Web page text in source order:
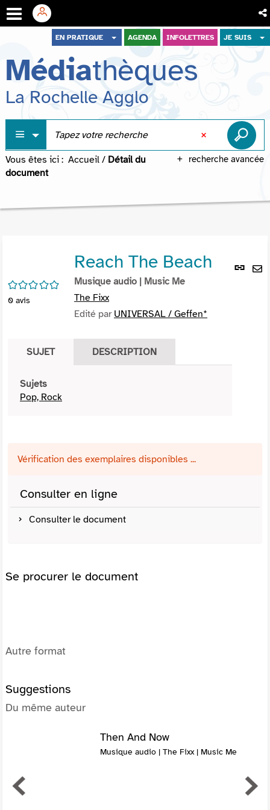
menu
contenu
recherche
EN PRATIQUE AGENDA INFOLETTRES JE SUIS
Médiathèques
La Rochelle Agglo
recherche avancée
Vous êtes ici : Accueil / Détail du
document
Lien
/5
0 avis
Reach The Beach
Musique audio | Music Me
The Fixx
Edité par UNIVERSAL / Geffen*
SUJET DESCRIPTION
Sujets
Pop, Rock
Vérification des exemplaires disponibles ...
Consulter en ligne
Consulter le document
Se procurer le document
Autre format
Suggestions
Du même auteur
Then And Now
Musique audio | The Fixx | Music Me